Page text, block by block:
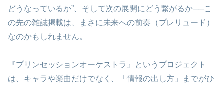
どうなっているか”、そして次の展開にどう繋がるか──こ
の先の雑誌掲載は、まさに未来への前奏（プレリュード）
なのかもしれません。
『プリンセッションオーケストラ』というプロジェクト
は、キャラや楽曲だけでなく、「情報の出し方」までがひ